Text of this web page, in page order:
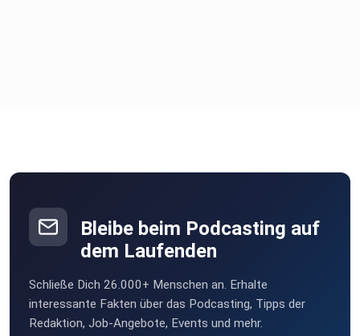
️ Wenn du das Thema noch mal nachlesen willst, findest du
den passenden Blog-Artikel:
vip-abnehm-coaching/
Bleibe beim Podcasting auf
dem Laufenden
Schließe Dich 26.000+ Menschen an. Erhalte
interessante Fakten über das Podcasting, Tipps der
Redaktion, Job-Angebote, Events und mehr.